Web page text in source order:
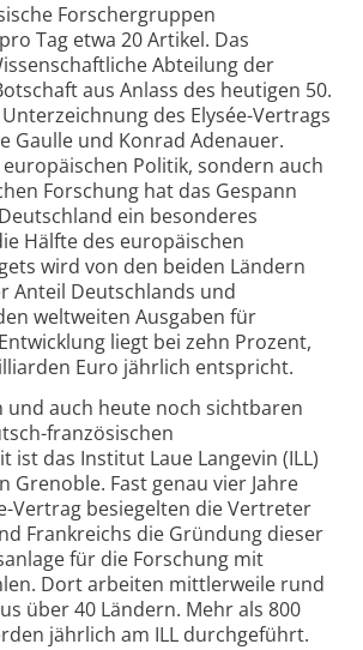
Forschergruppen
Tag etwa 20 Artikel. Das
Abteilung der
aus Anlass des heutigen 50.
des Elysée-Vertrags
Gaulle und Konrad Adenauer.
Politik, sondern auch
Forschung hat das Gespann
ein besonderes
Hälfte des europäischen
wird von den beiden Ländern
Anteil Deutschlands und
weltweiten Ausgaben für
liegt bei zehn Prozent,
Euro jährlich entspricht.
und auch heute noch sichtbaren
französischen
ist das Institut Laue Langevin (ILL)
Grenoble. Fast genau vier Jahre
Vertrag besiegelten die Vertreter
Frankreichs die Gründung dieser
für die Forschung mit
Dort arbeiten mittlerweile rund
über 40 Ländern. Mehr als 800
jährlich am ILL durchgeführt.